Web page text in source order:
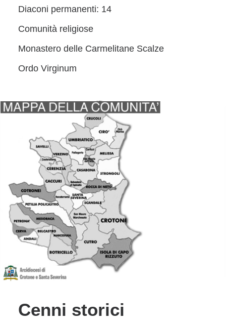
Diaconi permanenti: 14
Comunità religiose
Monastero delle Carmelitane Scalze
Ordo Virginum
Cenni storici